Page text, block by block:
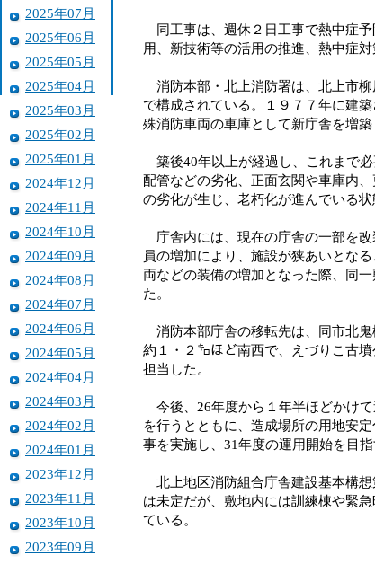
2025年07月
2025年06月
2025年05月
2025年04月
2025年03月
2025年02月
2025年01月
2024年12月
2024年11月
2024年10月
2024年09月
2024年08月
2024年07月
2024年06月
2024年05月
2024年04月
2024年03月
2024年02月
2024年01月
2023年12月
2023年11月
2023年10月
2023年09月
同工事は、週休２日工事で熱中症予
用、新技術等の活用の推進、熱中症
消防本部・北上消防署は、北上市
で構成されている。１９７７年に建
殊消防車両の車庫として新庁舎を増築
築後40年以上が経過し、これまで
配管などの劣化、正面玄関や車庫内
の劣化が生じ、老朽化が進んでいる状
庁舎内には、現在の庁舎の一部を
員の増加により、施設が狭あいとな
両などの装備の増加となった際、同
た。
消防本部庁舎の移転先は、同市北
約１・２㌔ほど南西で、えづりこ古
担当した。
今後、26年度から１年半ほどかけ
を行うとともに、造成場所の用地安
事を実施し、31年度の運用開始を目指
北上地区消防組合庁舎建設基本構
は未定だが、敷地内には訓練棟や緊
ている。